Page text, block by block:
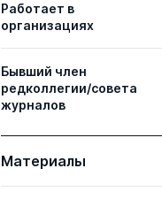
Работает в
организациях
Бывший член
редколлегии/совета
журналов
Материалы